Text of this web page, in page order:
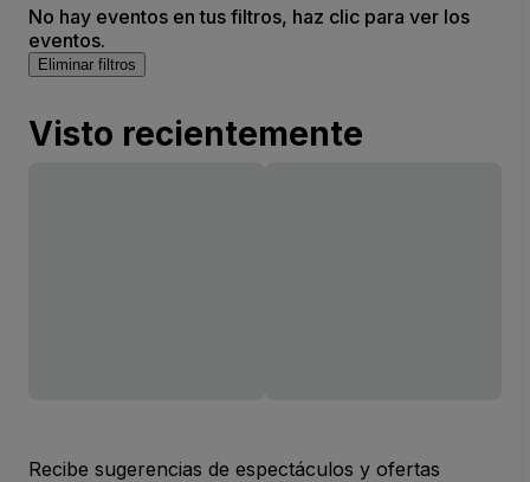
No hay eventos en tus filtros, haz clic para ver los
eventos.
Eliminar filtros
Visto recientemente
Recibe sugerencias de espectáculos y ofertas